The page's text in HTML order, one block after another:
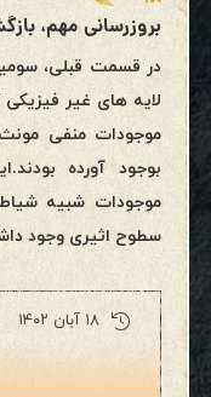
بروزرسانی مهم، بازگشت
در قسمت قبلی،
لایه های غیر
موجودات منفی
بوجود آورده
موجودات شبیه
سطوح اثیری وجود
۱۸ آبان ۱۴۰۲